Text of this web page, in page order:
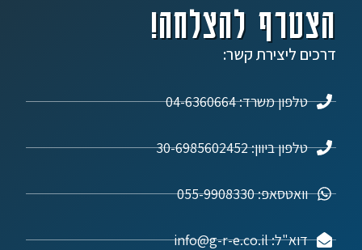
הצטרף להצלחה!
דרכים ליצירת קשר:
טלפון משרד: 04-6360664
טלפון ביוון: 30-6985602452
וואטסאפ: 055-9908330
דוא"ל: info@g-r-e.co.il